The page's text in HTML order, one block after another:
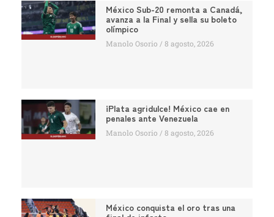
México Sub-20 remonta a Canadá,
avanza a la Final y sella su boleto
olímpico
Manolo Osorio 8 agosto, 2026
¡Plata agridulce! México cae en
penales ante Venezuela
Manolo Osorio 8 agosto, 2026
México conquista el oro tras una